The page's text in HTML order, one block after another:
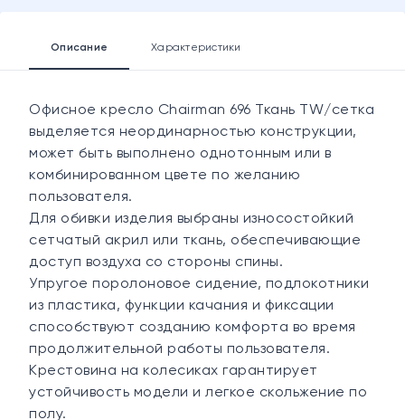
Описание Характеристики
Офисное кресло Chairman 696 Ткань TW/сетка
выделяется неординарностью конструкции,
может быть выполнено однотонным или в
комбинированном цвете по желанию
пользователя.
Для обивки изделия выбраны износостойкий
сетчатый акрил или ткань, обеспечивающие
доступ воздуха со стороны спины.
Упругое поролоновое сидение, подлокотники
из пластика, функции качания и фиксации
способствуют созданию комфорта во время
продолжительной работы пользователя.
Крестовина на колесиках гарантирует
устойчивость модели и легкое скольжение по
полу.